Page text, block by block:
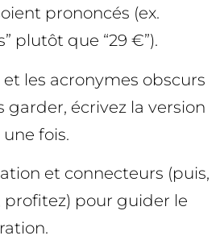
prononcés (ex.
plutôt que “29 €”).
les acronymes obscurs
garder, écrivez la version
fois.
et connecteurs (puis,
profitez) pour guider le